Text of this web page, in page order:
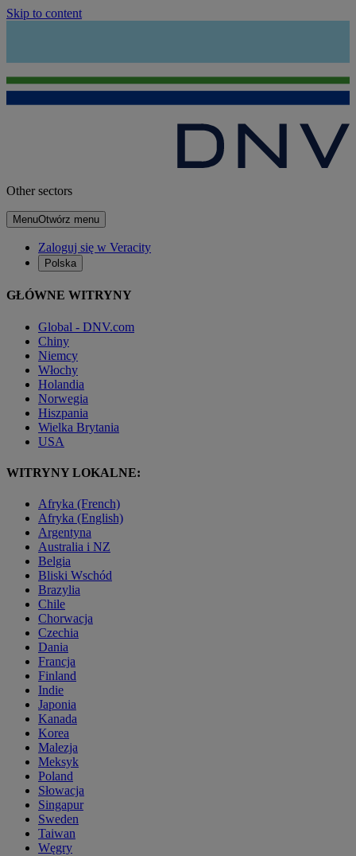
Skip to content
Other sectors
MenuOtwórz menu
Zaloguj się w Veracity
Polska
GŁÓWNE WITRYNY
Global - DNV.com
Chiny
Niemcy
Włochy
Holandia
Norwegia
Hiszpania
Wielka Brytania
USA
WITRYNY LOKALNE:
Afryka (French)
Afryka (English)
Argentyna
Australia i NZ
Belgia
Bliski Wschód
Brazylia
Chile
Chorwacja
Czechia
Dania
Francja
Finland
Indie
Japonia
Kanada
Korea
Malezja
Meksyk
Poland
Słowacja
Singapur
Sweden
Taiwan
Węgry